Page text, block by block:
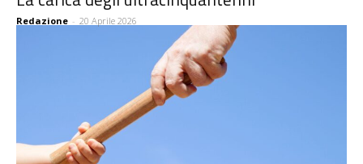
Redazione - 20 Aprile 2026